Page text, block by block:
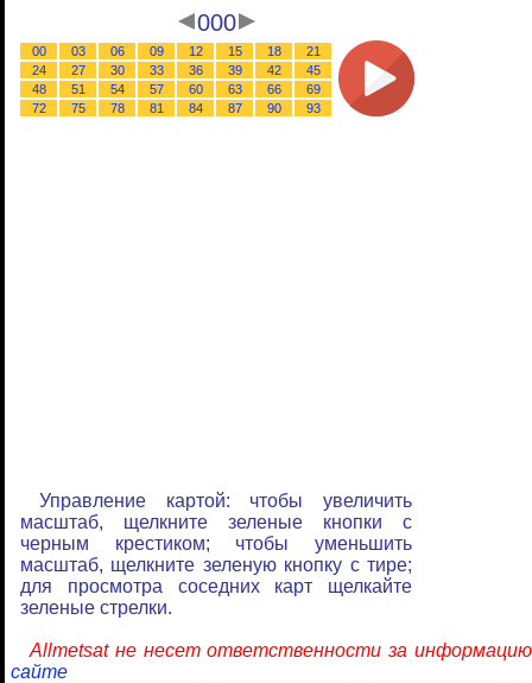
000
00 03 06 09 12 15 18
21
24
27 30 33 36 39 42
45
48
51 54 57 60 63 66
69
72
75 78 81 84 87 90 93
Управление картой: чтобы увеличить
масштаб, щелкните зеленые кнопки с
черным крестиком; чтобы уменьшить
масштаб, щелкните зеленую кнопку с тире;
для просмотра соседних карт щелкайте
зеленые стрелки.
Allmetsat не несет ответственности за
сайте